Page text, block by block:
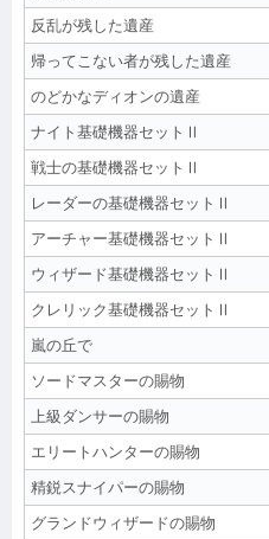
反乱が残した遺産
帰ってこない者が残した遺産
のどかなディオンの遺産
ナイト基礎機器セットⅡ
戦士の基礎機器セットⅡ
レーダーの基礎機器セットⅡ
アーチャー基礎機器セットⅡ
ウィザード基礎機器セットⅡ
クレリック基礎機器セットⅡ
嵐の丘で
ソードマスターの賜物
上級ダンサーの賜物
エリートハンターの賜物
精鋭スナイパーの賜物
グランドウィザードの賜物